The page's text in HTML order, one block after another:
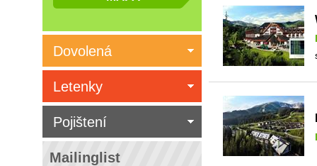
Dovolená
Mailinglist
Letenky
Pojištení